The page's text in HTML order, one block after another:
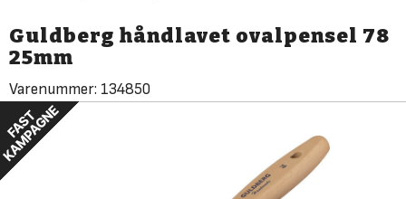
Guldberg håndlavet ovalpensel 78
25mm
Varenummer: 134850